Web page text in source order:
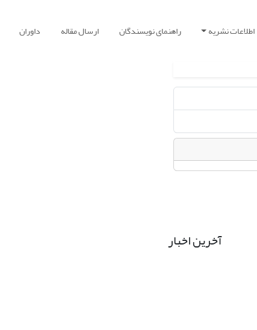
اطلاعات نشریه راهنمای نویسندگان ارسال مقاله داوران
آخرین اخبار